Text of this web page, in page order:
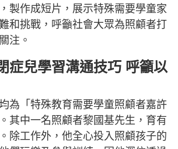
製作成短片，展示特殊需要學童家
和挑戰，呼籲社會大眾為照顧者打
注。
症兒學習溝通技巧 呼籲以
為「特殊教育需要學童照顧者嘉許
其中一名照顧者黎國基先生，育有
除工作外，他全心投入照顧孩子的